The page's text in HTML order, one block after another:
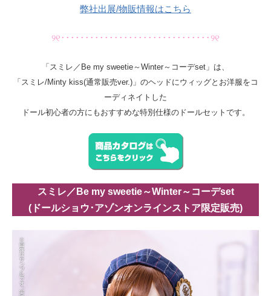
弊社出展/物販情報はこちら
୨୧･･･････････････････････････････୨୧
「スミレ／Be my sweetie～Winter～コーデset」は、
「スミレ/Minty kiss(通常販売ver.)」のヘッドにウィッグとお洋服をコ
ーディネイトした
ドール初心者の方にもおすすめな特別仕様のドールセットです。
スミレ／Be my sweetie～Winter～コーデset
(ドールショウ･アゾンオンラインストア限定販売)